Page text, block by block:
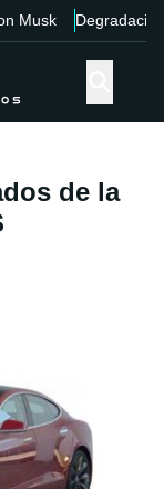
Musk Degradación
de la